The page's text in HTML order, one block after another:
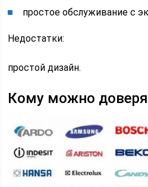
простое обслуживание с
Недостатки:
простой дизайн.
Кому можно